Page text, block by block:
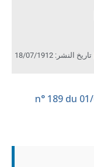
تاريخ النشر: 18/07/1912